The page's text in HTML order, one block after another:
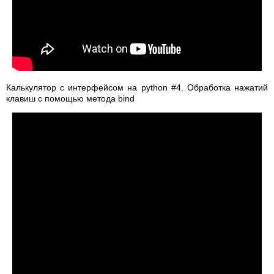
Калькулятор с интерфейсом на python #4. Обработка нажатий
клавиш с помощью метода bind